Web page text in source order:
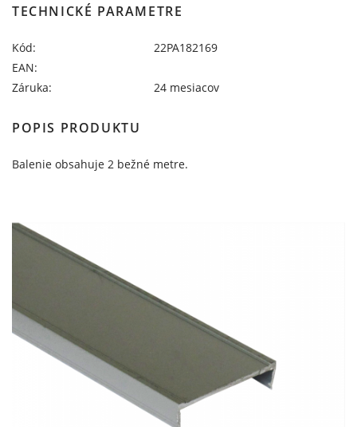
TECHNICKÉ PARAMETRE
Kód:
22PA182169
EAN:
Záruka:
24 mesiacov
POPIS PRODUKTU
Balenie obsahuje 2 bežné metre.